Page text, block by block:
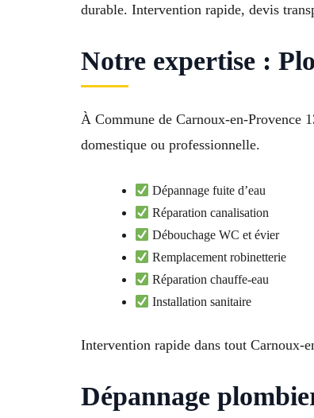
durable. Intervention rapide, devis
Notre expertise :
À Commune de Carnoux-en-Provence
domestique ou professionnelle.
Dépannage fuite d’eau
Réparation canalisation
Débouchage WC et évier
Remplacement robinetterie
Réparation chauffe-eau
Installation sanitaire
Intervention rapide dans tout Carnoux-
Dépannage